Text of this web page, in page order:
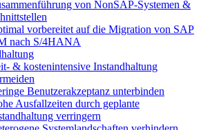
von NonSAP-Systemen &
vorbereitet auf die Migration von SAP
nach S/4HANA
& kostenintensive Instandhaltung
Benutzerakzeptanz unterbinden
Ausfallzeiten durch geplante
verringern